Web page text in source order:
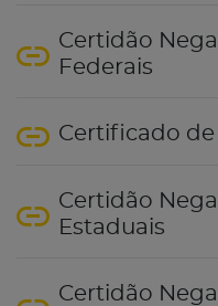
Certidão
Federais
Certificado de
Certidão
Estaduais
Certidão